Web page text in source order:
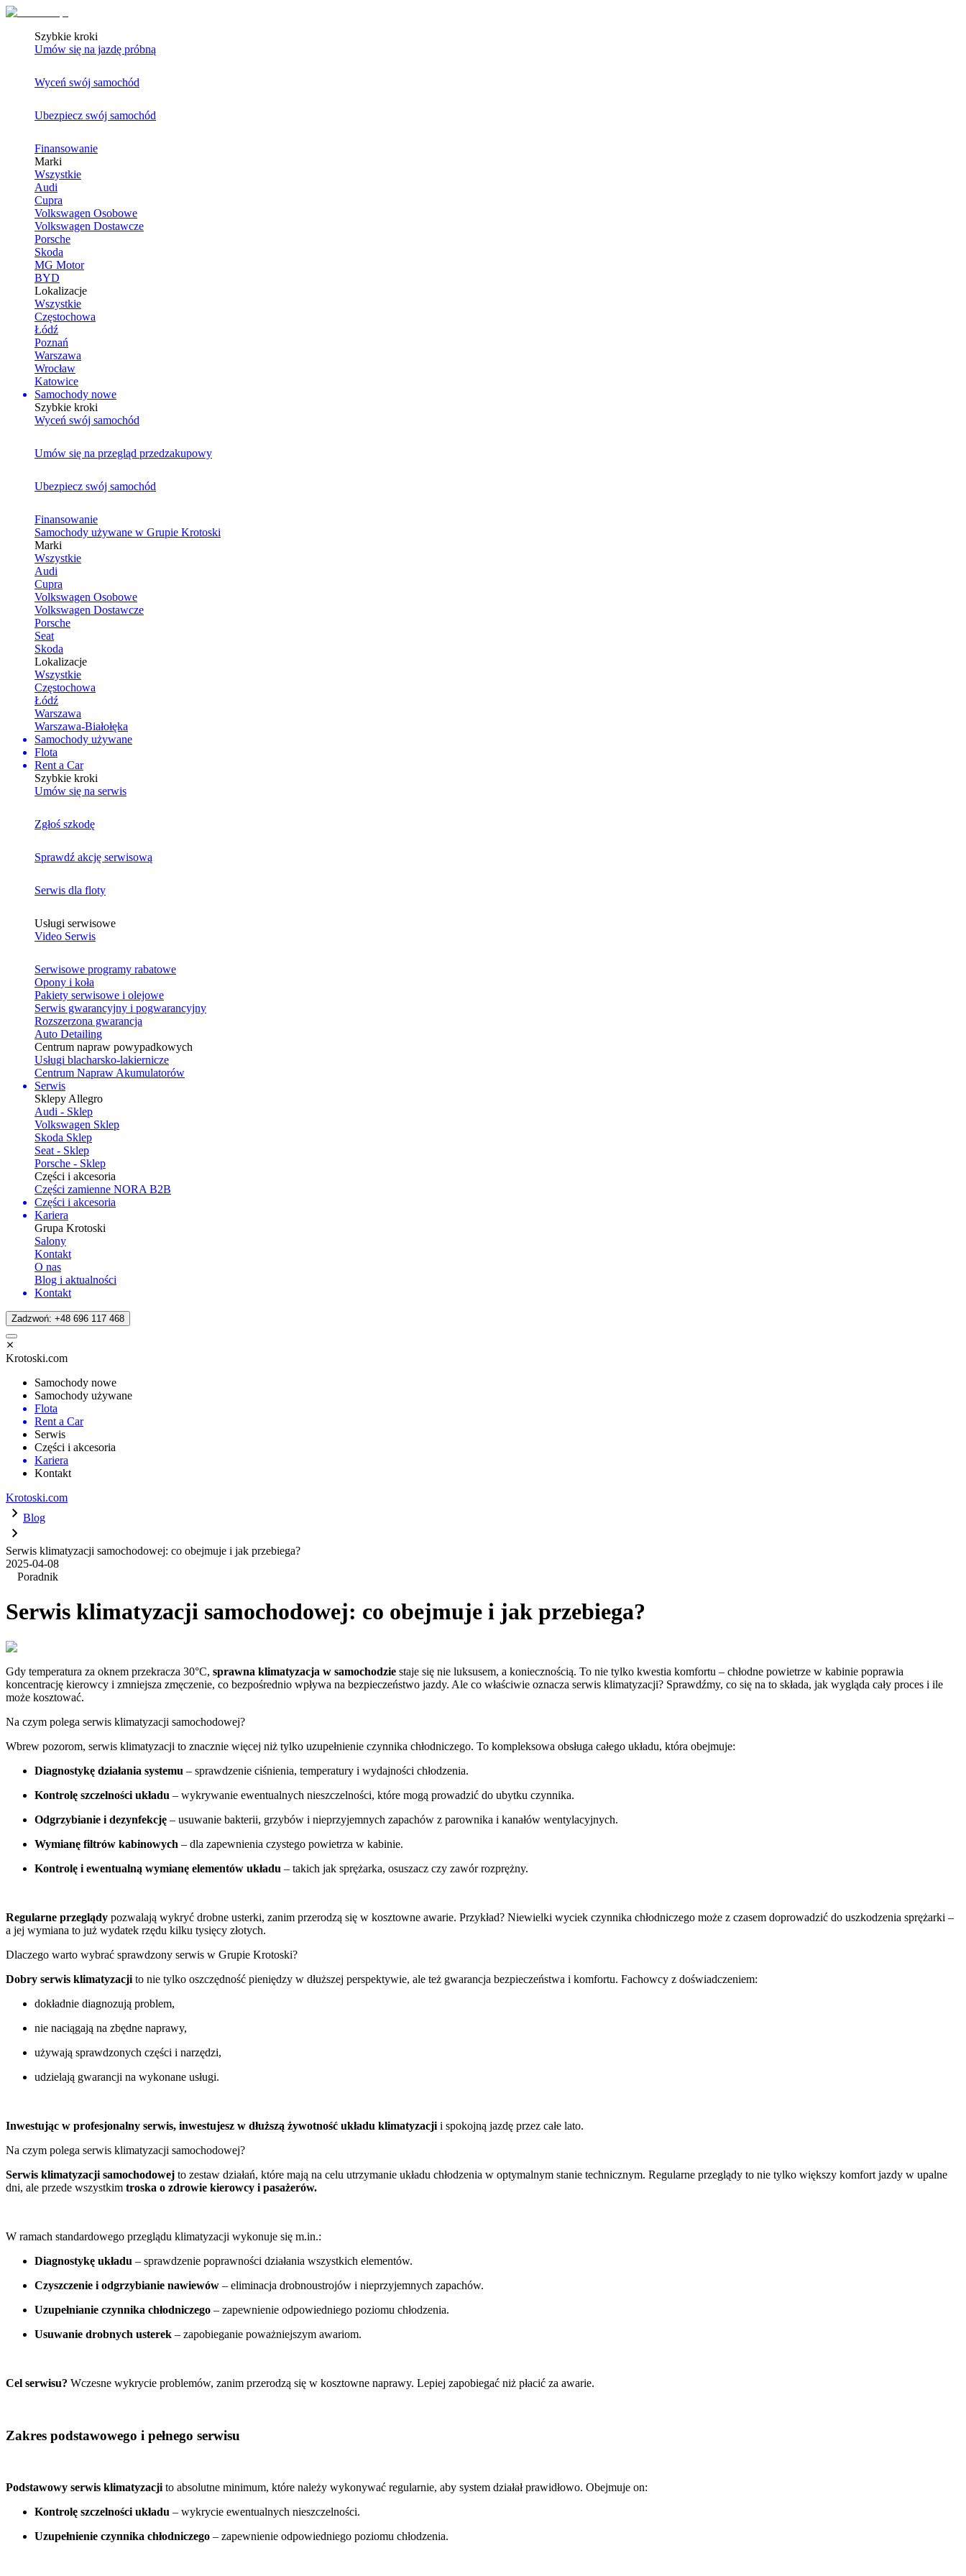
Szybkie kroki
Umów się na jazdę próbną
Wyceń swój samochód
Ubezpiecz swój samochód
Finansowanie
Marki
Wszystkie
Audi
Cupra
Volkswagen Osobowe
Volkswagen Dostawcze
Porsche
Skoda
MG Motor
BYD
Lokalizacje
Wszystkie
Częstochowa
Łódź
Poznań
Warszawa
Wrocław
Katowice
Samochody nowe
Szybkie kroki
Wyceń swój samochód
Umów się na przegląd przedzakupowy
Ubezpiecz swój samochód
Finansowanie
Samochody używane w Grupie Krotoski
Marki
Wszystkie
Audi
Cupra
Volkswagen Osobowe
Volkswagen Dostawcze
Porsche
Seat
Skoda
Lokalizacje
Wszystkie
Częstochowa
Łódź
Warszawa
Warszawa-Białołęka
Samochody używane
Flota
Rent a Car
Szybkie kroki
Umów się na serwis
Zgłoś szkodę
Sprawdź akcję serwisową
Serwis dla floty
Usługi serwisowe
Video Serwis
Serwisowe programy rabatowe
Opony i koła
Pakiety serwisowe i olejowe
Serwis gwarancyjny i pogwarancyjny
Rozszerzona gwarancja
Auto Detailing
Centrum napraw powypadkowych
Usługi blacharsko-lakiernicze
Centrum Napraw Akumulatorów
Serwis
Sklepy Allegro
Audi - Sklep
Volkswagen Sklep
Skoda Sklep
Seat - Sklep
Porsche - Sklep
Części i akcesoria
Części zamienne NORA B2B
Części i akcesoria
Kariera
Grupa Krotoski
Salony
Kontakt
O nas
Blog i aktualności
Kontakt
Zadzwoń: +48 696 117 468
Krotoski.com
Samochody nowe
Samochody używane
Flota
Rent a Car
Serwis
Części i akcesoria
Kariera
Kontakt
Krotoski.com
Blog
Serwis klimatyzacji samochodowej: co obejmuje i jak przebiega?
2025-04-08
Poradnik
Serwis klimatyzacji samochodowej: co obejmuje i jak przebiega?
Gdy temperatura za oknem przekracza 30°C, sprawna klimatyzacja w samochodzie staje się nie luksusem, a koniecznością. To nie tylko kwestia komfortu – chłodne powietrze w kabinie poprawia
koncentrację kierowcy i zmniejsza zmęczenie, co bezpośrednio wpływa na bezpieczeństwo jazdy. Ale co właściwie oznacza serwis klimatyzacji? Sprawdźmy, co się na to składa, jak wygląda cały proces i ile
może kosztować.
Na czym polega serwis klimatyzacji samochodowej?
Wbrew pozorom, serwis klimatyzacji to znacznie więcej niż tylko uzupełnienie czynnika chłodniczego. To kompleksowa obsługa całego układu, która obejmuje:
Diagnostykę działania systemu – sprawdzenie ciśnienia, temperatury i wydajności chłodzenia.
Kontrolę szczelności układu – wykrywanie ewentualnych nieszczelności, które mogą prowadzić do ubytku czynnika.
Odgrzybianie i dezynfekcję – usuwanie bakterii, grzybów i nieprzyjemnych zapachów z parownika i kanałów wentylacyjnych.
Wymianę filtrów kabinowych – dla zapewnienia czystego powietrza w kabinie.
Kontrolę i ewentualną wymianę elementów układu – takich jak sprężarka, osuszacz czy zawór rozprężny.
Regularne przeglądy pozwalają wykryć drobne usterki, zanim przerodzą się w kosztowne awarie. Przykład? Niewielki wyciek czynnika chłodniczego może z czasem doprowadzić do uszkodzenia sprężarki –
a jej wymiana to już wydatek rzędu kilku tysięcy złotych.
Dlaczego warto wybrać sprawdzony serwis w Grupie Krotoski?
Dobry serwis klimatyzacji to nie tylko oszczędność pieniędzy w dłuższej perspektywie, ale też gwarancja bezpieczeństwa i komfortu. Fachowcy z doświadczeniem:
dokładnie diagnozują problem,
nie naciągają na zbędne naprawy,
używają sprawdzonych części i narzędzi,
udzielają gwarancji na wykonane usługi.
Inwestując w profesjonalny serwis, inwestujesz w dłuższą żywotność układu klimatyzacji i spokojną jazdę przez całe lato.
Na czym polega serwis klimatyzacji samochodowej?
Serwis klimatyzacji samochodowej to zestaw działań, które mają na celu utrzymanie układu chłodzenia w optymalnym stanie technicznym. Regularne przeglądy to nie tylko większy komfort jazdy w upalne
dni, ale przede wszystkim troska o zdrowie kierowcy i pasażerów.
W ramach standardowego przeglądu klimatyzacji wykonuje się m.in.:
Diagnostykę układu – sprawdzenie poprawności działania wszystkich elementów.
Czyszczenie i odgrzybianie nawiewów – eliminacja drobnoustrojów i nieprzyjemnych zapachów.
Uzupełnianie czynnika chłodniczego – zapewnienie odpowiedniego poziomu chłodzenia.
Usuwanie drobnych usterek – zapobieganie poważniejszym awariom.
Cel serwisu? Wczesne wykrycie problemów, zanim przerodzą się w kosztowne naprawy. Lepiej zapobiegać niż płacić za awarie.
Zakres podstawowego i pełnego serwisu
Podstawowy serwis klimatyzacji to absolutne minimum, które należy wykonywać regularnie, aby system działał prawidłowo. Obejmuje on:
Kontrolę szczelności układu – wykrycie ewentualnych nieszczelności.
Uzupełnienie czynnika chłodniczego – zapewnienie odpowiedniego poziomu chłodzenia.